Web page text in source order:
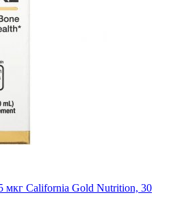
мкг California Gold Nutrition, 30